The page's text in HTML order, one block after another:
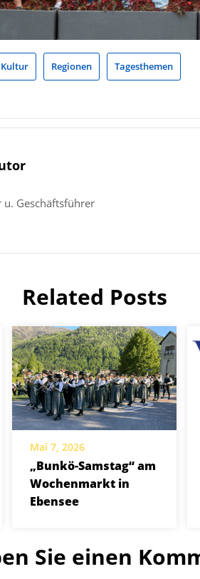
Kultur Regionen Tagesthemen
Geschäftsführer
Related Posts
Mai 7, 2026
„Bunkö-Samstag“ am
Wochenmarkt in
Ebensee
Sie einen